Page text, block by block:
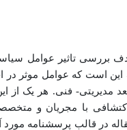
هدف بررسی تاثیر عوامل
این است که عوامل موثر در
مدیریتی- فنی. هر یک از
با مجریان و
در قالب پرسشنامه مورد